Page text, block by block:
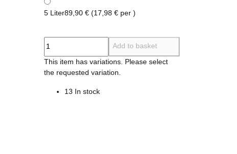
5 Liter89,90 € (17,98 € per )
Add to basket
x
This item has variations. Please select
the requested variation.
13 In stock